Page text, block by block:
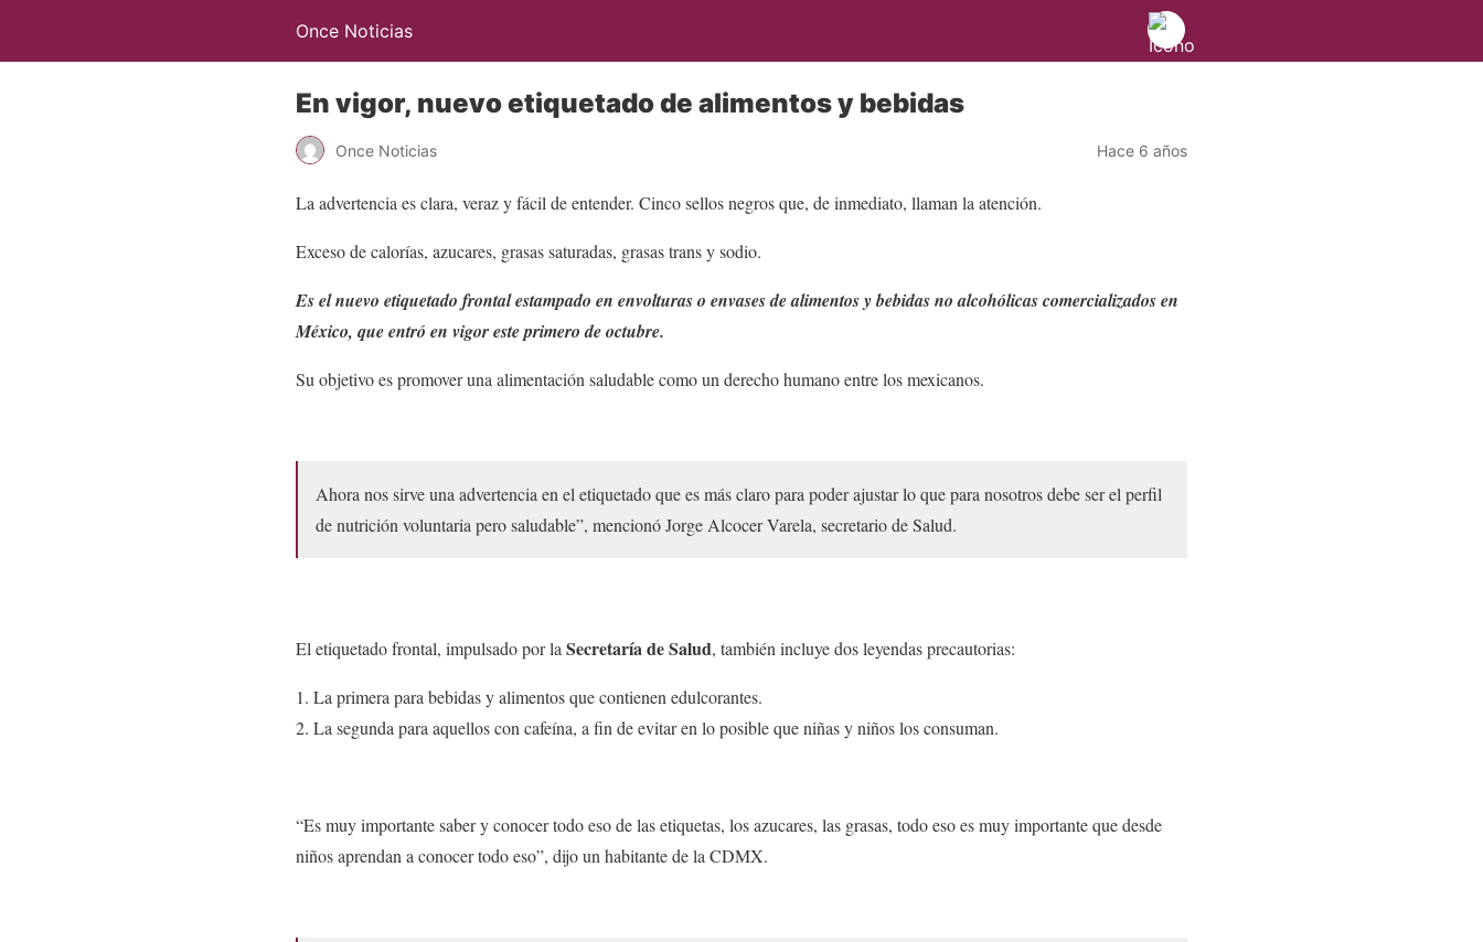
Once Noticias
En vigor, nuevo etiquetado de alimentos y bebidas
Once Noticias Hace 6 años
La advertencia es clara, veraz y fácil de entender. Cinco sellos negros que, de inmediato, llaman la atención.
Exceso de calorías, azucares, grasas saturadas, grasas trans y sodio.
Es el nuevo etiquetado frontal estampado en envolturas o envases de alimentos y bebidas no alcohólicas comercializados en
México, que entró en vigor este primero de octubre.
Su objetivo es promover una alimentación saludable como un derecho humano entre los mexicanos.
Ahora nos sirve una advertencia en el etiquetado que es más claro para poder ajustar lo que para nosotros debe ser el perfil
de nutrición voluntaria pero saludable”, mencionó Jorge Alcocer Varela, secretario de Salud.
El etiquetado frontal, impulsado por la Secretaría de Salud, también incluye dos leyendas precautorias:
La primera para bebidas y alimentos que contienen edulcorantes.
La segunda para aquellos con cafeína, a fin de evitar en lo posible que niñas y niños los consuman.
“Es muy importante saber y conocer todo eso de las etiquetas, los azucares, las grasas, todo eso es muy importante que desde
niños aprendan a conocer todo eso”, dijo un habitante de la CDMX.